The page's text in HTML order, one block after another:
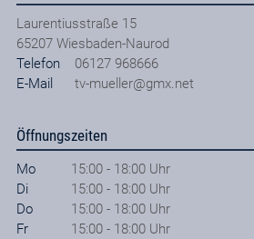
Laurentiusstraße 15
65207 Wiesbaden-Naurod
Telefon
06127 968666
E-Mail
tv-mueller@gmx.net
Öffnungszeiten
Mo
15:00 - 18:00 Uhr
Di
15:00 - 18:00 Uhr
Do
15:00 - 18:00 Uhr
Fr
15:00 - 18:00 Uhr